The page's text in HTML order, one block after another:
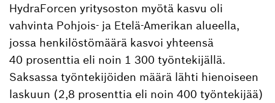
HydraForcen yritysoston myötä kasvu oli
vahvinta Pohjois- ja Etelä-Amerikan alueella,
jossa henkilöstömäärä kasvoi yhteensä
40 prosenttia eli noin 1 300 työntekijällä.
Saksassa työntekijöiden määrä lähti hienoiseen
laskuun (2,8 prosenttia eli noin 400 työntekijää)